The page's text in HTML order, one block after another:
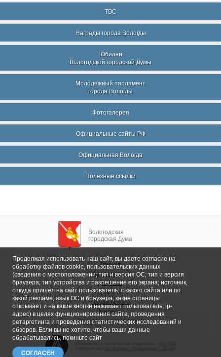
ТОС
Награды города Вологды
Юбилеи
Вологодской городской Думы
Молодежный парламент
города Вологды
Фотогалерея
Официальные сайты РФ
Официальная Вологда
Полезные ссылки
Вологодская
городская Дума
Главная
Общие сведения
Депутаты
Комитеты
График приема
Контакты
Депутатские объединения
1С-Битрикс: Управление сайтом
Продолжая использовать наш сайт, вы даете согласие на
обработку файлов cookie, пользовательских данных
(сведения о местоположении; тип и версия ОС; тип и версия
браузера; тип устройства и разрешение его экрана; источник,
откуда пришел на сайт пользователь; с какого сайта или по
какой рекламе; язык ОС и браузера; какие страницы
открывает и на какие кнопки нажимает пользователь; ip-
адрес) в целях функционирования сайта, проведения
ретаргетинга и проведения статистических исследований и
обзоров. Если вы не хотите, чтобы ваши данные
обрабатывались, покиньте сайт
СОГЛАСЕН